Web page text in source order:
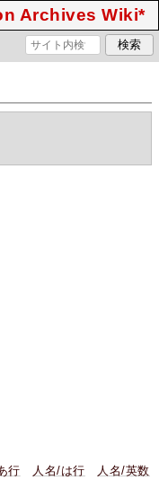
Archives Wiki*
行 人名/は行
人名/英数